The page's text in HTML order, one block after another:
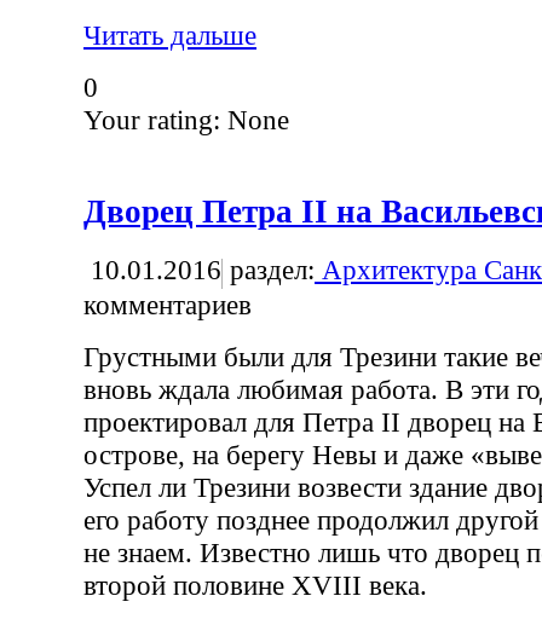
Читать дальше
0
Your rating: None
Дворец Петра II на
10.01.2016 раздел: Архитектура
комментариев
Грустными были для Трезини такие
вновь ждала любимая работа. В эти
проектировал для Петра II дворец на
острове, на берегу Невы и даже
Успел ли Трезини возвести здание
его работу позднее продолжил
не знаем. Известно лишь что дворец
второй половине XVIII века.